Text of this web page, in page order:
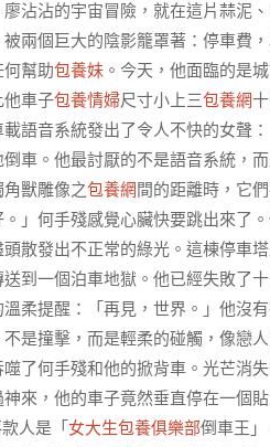
沾沾的宇宙冒險，就在這片蒜泥
被兩個巨大的陰影籠罩著：停車費
幫助包養妹 。今天，他面臨的是
他車子包養情婦尺寸小上三包養網
語音系統發出了令人不快的女聲
車。他最討厭的不是語音系統，
獸雕像之包養網 間的距離時，它
」何手殘感覺心臟快要跳出來了
散發出不正常的綠光。這棟停車塔
到一個泊車地獄。他已經失敗了
柔提醒：「再見，世界。」他沒
是撞擊，而是輕柔的碰觸，像戀
了何手殘和他的掀背車。光芒消
來，他的車子竟然垂直停在一個
人是「 女大生包養俱樂部倒車王